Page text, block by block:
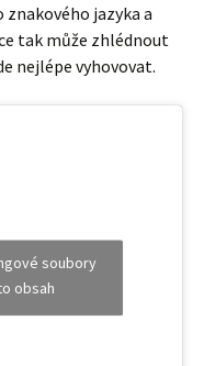
jazyka a
tak může zhlédnout
nejlépe vyhovovat.
obsah